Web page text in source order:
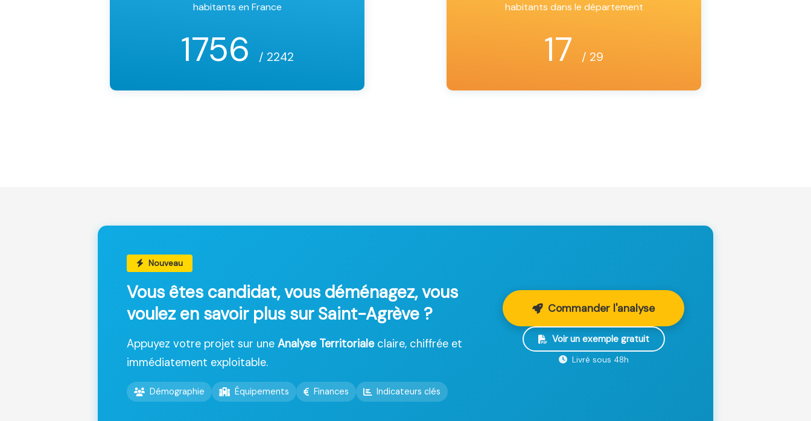
habitants en France
1756 / 2242
habitants dans le département
17 / 29
Nouveau
Vous êtes candidat, vous déménagez, vous
voulez en savoir plus sur Saint-Agrève ?
Appuyez votre projet sur une Analyse Territorialeclaire, chiffrée et
immédiatement exploitable.
Démographie Équipements Finances Indicateurs clés
Commander l'analyse
Voir un exemple gratuit
Livré sous 48h